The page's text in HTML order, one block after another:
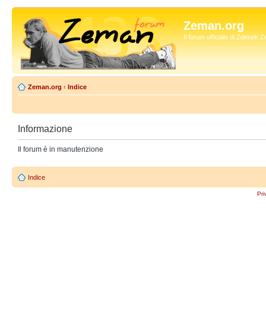
Zeman.org
Il forum ufficiale di Zdenek
Zeman.org ‹ Indice
Informazione
Il forum è in manutenzione
Indice